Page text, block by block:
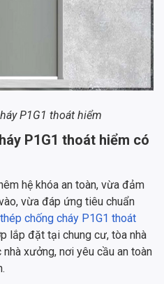
P1G1 thoát hiểm
P1G1 thoát hiểm có
hệ khóa an toàn, vừa đảm
vừa đáp ứng tiêu chuẩn
chống cháy P1G1 thoát
lắp đặt tại chung cư, tòa nhà
xưởng, nơi yêu cầu an toàn